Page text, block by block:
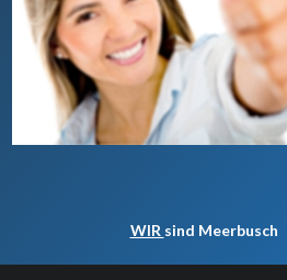
WIR sind Meerbusch